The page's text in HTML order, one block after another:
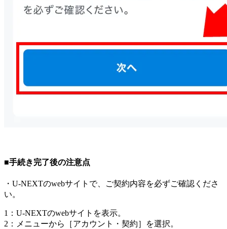
■手続き完了後の注意点
・U-NEXTのwebサイトで、ご契約内容を必ずご確認くださ
い。
1：U-NEXTのwebサイトを表示。
2：メニューから［アカウント・契約］を選択。